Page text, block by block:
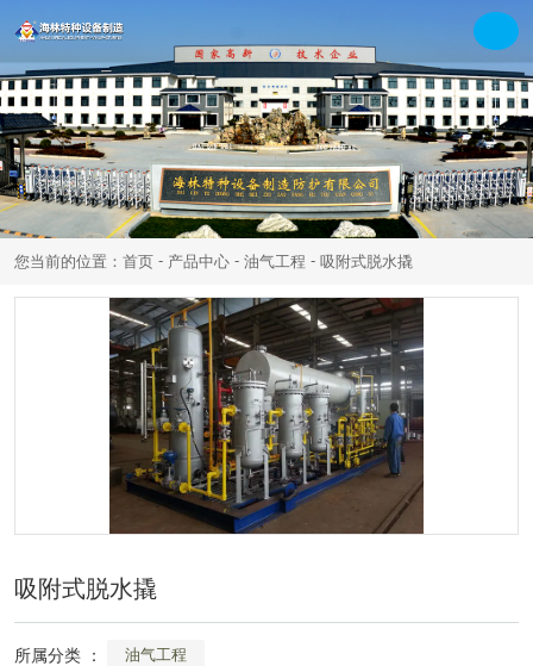
您当前的位置：首页 - 产品中心 - 油气工程 - 吸附式脱水撬
吸附式脱水撬
所属分类 ： 油气工程